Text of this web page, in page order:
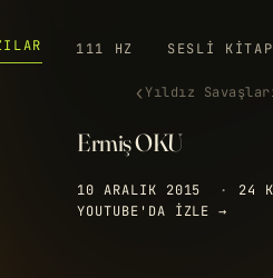
111 HZ SESLI
‹
Ermiş OKU
10 ARALIK 2015 ·
24
YOUTUBE'DA IZLE →